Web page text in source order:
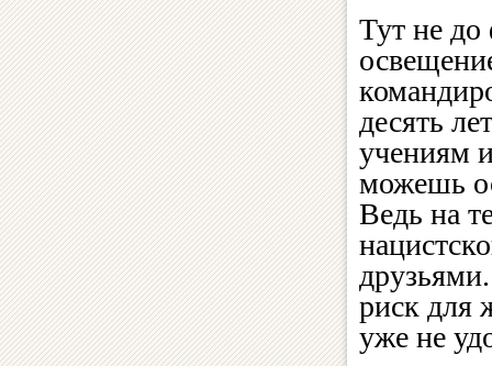
Тут не до
десять
учениям
можешь
Ведь на
риск для
уже не